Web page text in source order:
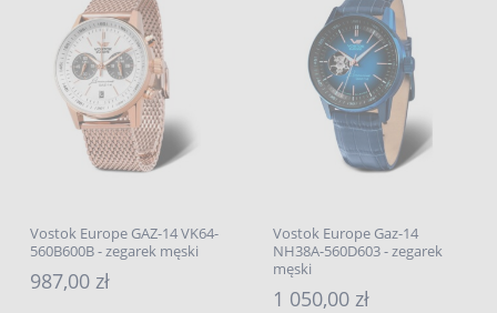
Vostok Europe GAZ-14 VK64-
560B600B - zegarek męski
987,00 zł
Vostok Europe Gaz-14
NH38A-560D603 - zegarek
męski
1 050,00 zł